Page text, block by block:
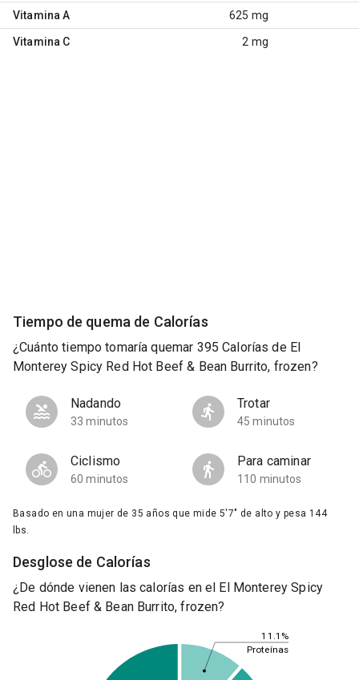
Vitamina A 625 mg
Vitamina C 2 mg
Tiempo de quema de Calorías
¿Cuánto tiempo tomaría quemar 395 Calorías de El
Monterey Spicy Red Hot Beef & Bean Burrito, frozen?
Nadando
33 minutos
Trotar
45 minutos
Ciclismo
60 minutos
Para caminar
110 minutos
Basado en una mujer de 35 años que mide 5'7" de alto y pesa 144
lbs.
Desglose de Calorías
¿De dónde vienen las calorías en el El Monterey Spicy
Red Hot Beef & Bean Burrito, frozen?
11.1%
Proteínas